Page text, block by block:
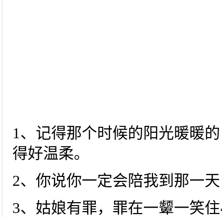
1、记得那个时候的阳光暖暖
得好温柔。
2、你说你一定会陪我到那一
3、姑娘有罪，罪在一颦一笑